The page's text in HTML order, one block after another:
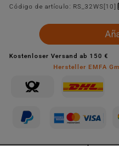
Código de artículo: RS_32WS[10]
Kostenloser Versand ab 150 €
Hersteller EMFA